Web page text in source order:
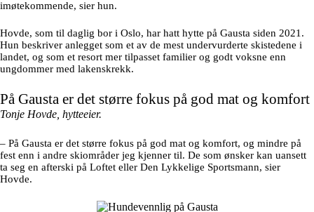
imøtekommende, sier hun.
Hovde, som til daglig bor i Oslo, har hatt hytte på Gausta siden 2021.
Hun beskriver anlegget som et av de mest undervurderte skistedene i
landet, og som et resort mer tilpasset familier og godt voksne enn
ungdommer med lakenskrekk.
På Gausta er det større fokus på god mat og komfort
Tonje Hovde, hytteeier.
– På Gausta er det større fokus på god mat og komfort, og mindre på
fest enn i andre skiområder jeg kjenner til. De som ønsker kan uansett
ta seg en afterski på Loftet eller Den Lykkelige Sportsmann, sier
Hovde.